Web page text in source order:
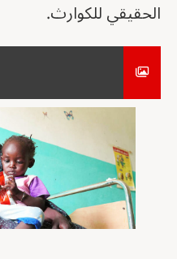
الحقيقي للكوارث.